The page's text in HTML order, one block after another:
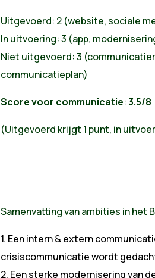
Uitgevoerd: 2 (website, sociale
In uitvoering: 3 (app,
Niet uitgevoerd: 3
communicatieplan)
Score voor communicatie:3.5/8
(Uitgevoerd krijgt 1 punt, in
Samenvatting van ambities in het
1. Een intern & extern
crisiscommunicatie wordt
2. Een sterke modernisering van